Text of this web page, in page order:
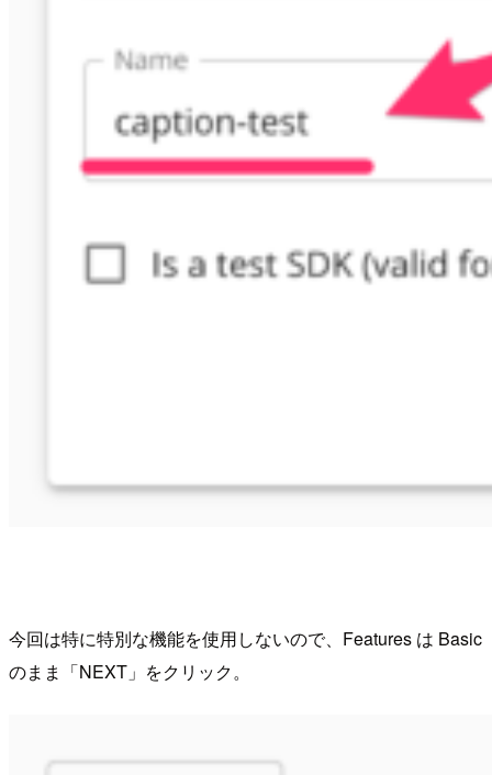
今回は特に特別な機能を使用しないので、Features は Basic
のまま「NEXT」をクリック。